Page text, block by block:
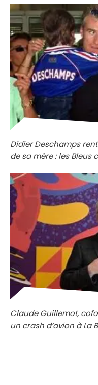
Didier Deschamps
de sa mère : les Bleus
Claude Guillemot,
un crash d’avion à La